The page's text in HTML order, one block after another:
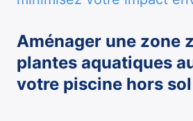
Aménager une zone
plantes aquatiques
votre piscine hors sol